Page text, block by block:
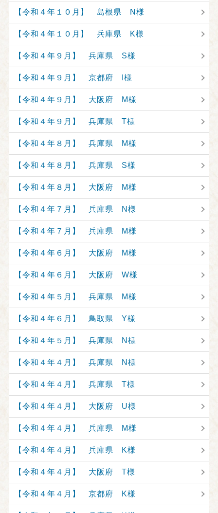
【令和４年１０月】 島根県 N様
【令和４年１０月】 兵庫県 K様
【令和４年９月】 兵庫県 S様
【令和４年９月】 京都府 I様
【令和４年９月】 大阪府 M様
【令和４年９月】 兵庫県 T様
【令和４年８月】 兵庫県 M様
【令和４年８月】 兵庫県 S様
【令和４年８月】 大阪府 M様
【令和４年７月】 兵庫県 N様
【令和４年７月】 兵庫県 M様
【令和４年６月】 大阪府 M様
【令和４年６月】 大阪府 W様
【令和４年５月】 兵庫県 M様
【令和４年６月】 鳥取県 Y様
【令和４年５月】 兵庫県 N様
【令和４年４月】 兵庫県 N様
【令和４年４月】 兵庫県 T様
【令和４年４月】 大阪府 U様
【令和４年４月】 兵庫県 M様
【令和４年４月】 兵庫県 K様
【令和４年４月】 大阪府 T様
【令和４年４月】 京都府 K様